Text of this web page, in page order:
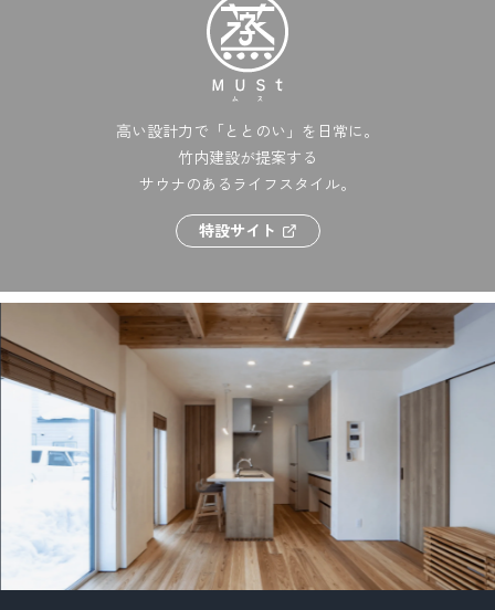
高い設計力で「ととのい」を日常に。
竹内建設が提案する
サウナのあるライフスタイル。
特設サイト